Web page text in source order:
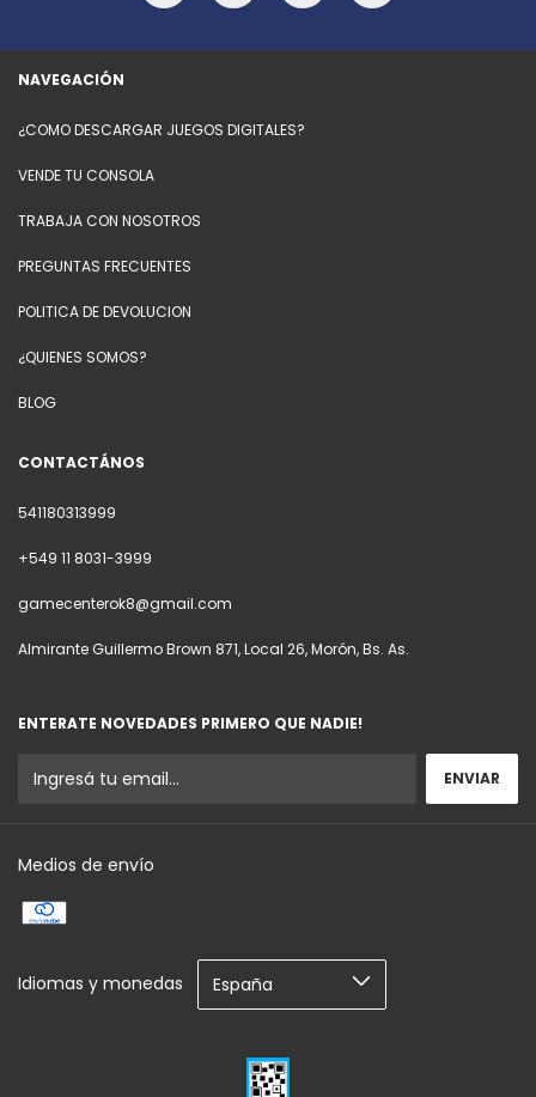
NAVEGACIÓN
¿COMO DESCARGAR JUEGOS DIGITALES?
VENDE TU CONSOLA
TRABAJA CON NOSOTROS
PREGUNTAS FRECUENTES
POLITICA DE DEVOLUCION
¿QUIENES SOMOS?
BLOG
CONTACTÁNOS
541180313999
+549 11 8031-3999
gamecenterok8@gmail.com
Almirante Guillermo Brown 871, Local 26, Morón, Bs. As.
ENTERATE NOVEDADES PRIMERO QUE NADIE!
Medios de envío
Idiomas y monedas